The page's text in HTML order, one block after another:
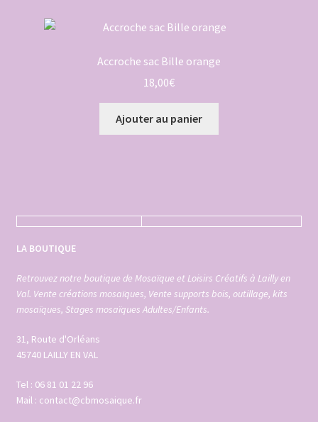
Accroche sac Bille orange
18,00€
Ajouter au panier
LA BOUTIQUE
Retrouvez notre boutique de Mosaïque et Loisirs Créatifs à Lailly en
Val. Vente créations mosaïques, Vente supports bois, outillage, kits
mosaïques, Stages mosaïques Adultes/Enfants.
31, Route d'Orléans
45740 LAILLY EN VAL
Tel : 06 81 01 22 96
Mail : contact@cbmosaique.fr